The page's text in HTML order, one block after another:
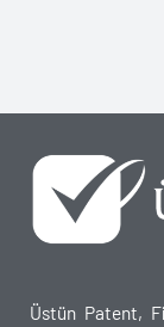
Üstün Patent,